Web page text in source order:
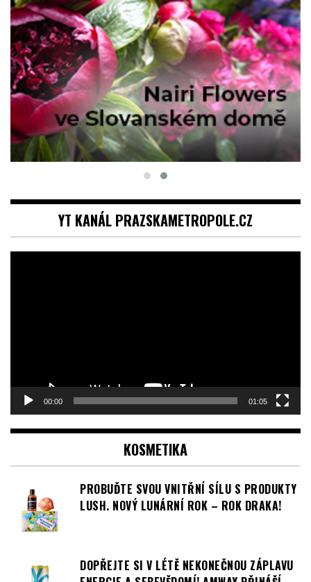
YT KANÁL PRAZSKAMETROPOLE.CZ
00:00 01:05
KOSMETIKA
PROBUĎTE SVOU VNITŘNÍ SÍLU S PRODUKTY
LUSH. NOVÝ LUNÁRNÍ ROK – ROK DRAKA!
DOPŘEJTE SI V LÉTĚ NEKONEČNOU ZÁPLAVU